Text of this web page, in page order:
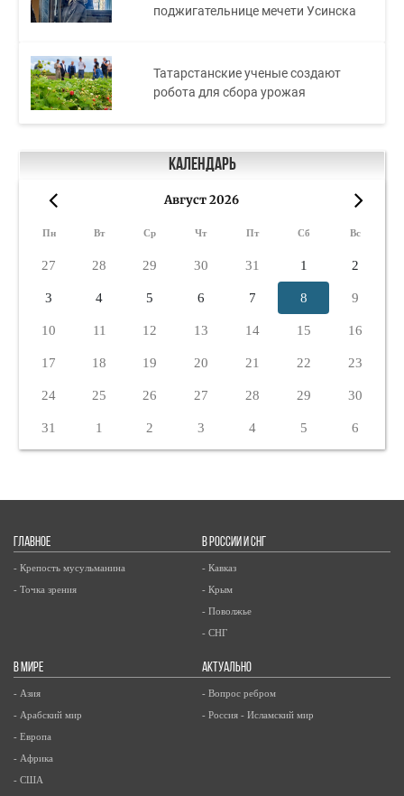
поджигательнице мечети Усинска
Татарстанские ученые создают
робота для сбора урожая
Календарь
Август 2026
Пн Вт Ср Чт Пт Сб Вс
27 28 29 30 31 1 2
3 4 5 6 7 8 9
10 11 12 13 14 15 16
17 18 19 20 21 22 23
24 25 26 27 28 29 30
31 1 2 3 4 5 6
ГЛАВНОЕ
- Крепость мусульманина
- Точка зрения
В РОССИИ И СНГ
- Кавказ
- Крым
- Поволжье
- СНГ
В МИРЕ
- Азия
- Арабский мир
- Европа
- Африка
- США
АКТУАЛЬНО
- Вопрос ребром
- Россия - Исламский мир